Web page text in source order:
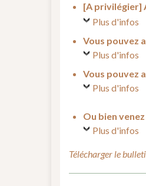
[A privilégier]
Plus d'infos
Vous pouvez
Plus d'infos
Vous pouvez
Plus d'infos
Ou bien
Plus d'infos
Télécharger le